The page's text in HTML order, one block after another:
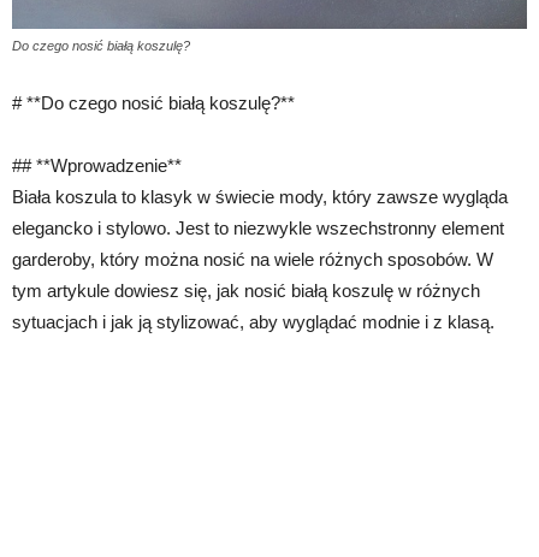
Do czego nosić białą koszulę?
# **Do czego nosić białą koszulę?**
## **Wprowadzenie**
Biała koszula to klasyk w świecie mody, który zawsze wygląda
elegancko i stylowo. Jest to niezwykle wszechstronny element
garderoby, który można nosić na wiele różnych sposobów. W
tym artykule dowiesz się, jak nosić białą koszulę w różnych
sytuacjach i jak ją stylizować, aby wyglądać modnie i z klasą.